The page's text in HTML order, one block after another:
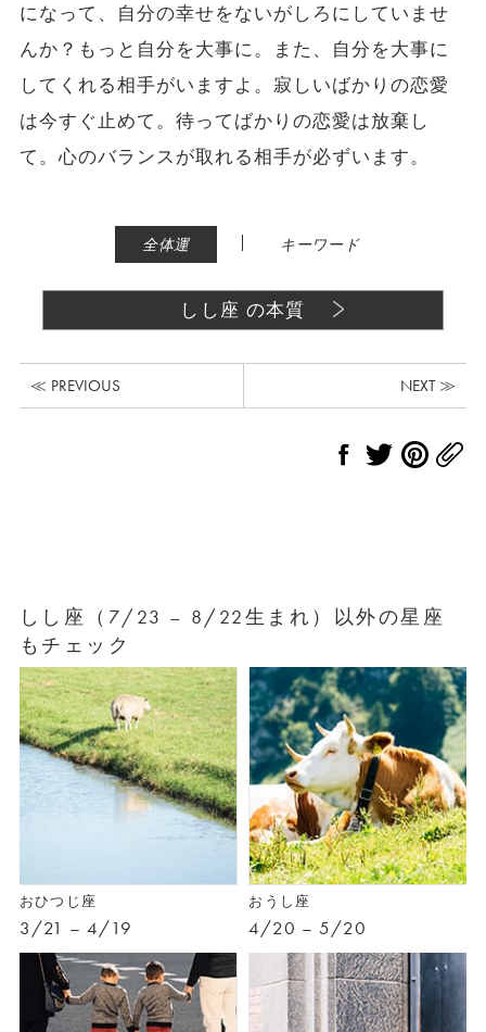
になって、自分の幸せをないがしろにしていませ
んか？もっと自分を大事に。また、自分を大事に
してくれる相手がいますよ。寂しいばかりの恋愛
は今すぐ止めて。待ってばかりの恋愛は放棄し
て。心のバランスが取れる相手が必ずいます。
全体運 | キーワード
しし座 の本質
≪ PREVIOUS NEXT ≫
しし座（7/23 – 8/22生まれ）以外の星座
もチェック
おひつじ座
3/21 – 4/19
おうし座
4/20 – 5/20